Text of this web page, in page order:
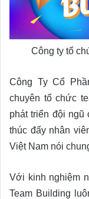
Công ty tổ
Công Ty Cổ
chuyên tổ chức
phát triển đội ngũ
thúc đẩy nhân
Việt Nam nói
Với kinh nghiệm
Team Building